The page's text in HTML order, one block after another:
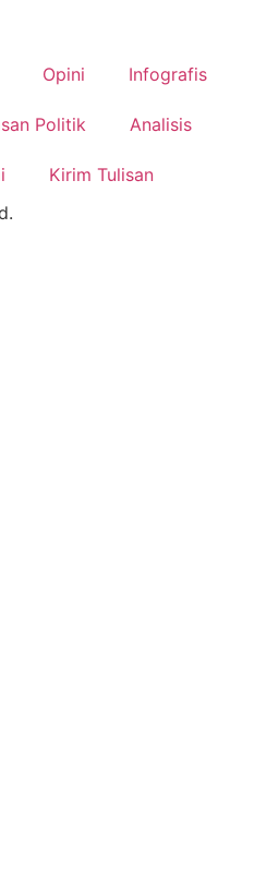
Opini Infografis
Politik Analisis
Kirim Tulisan